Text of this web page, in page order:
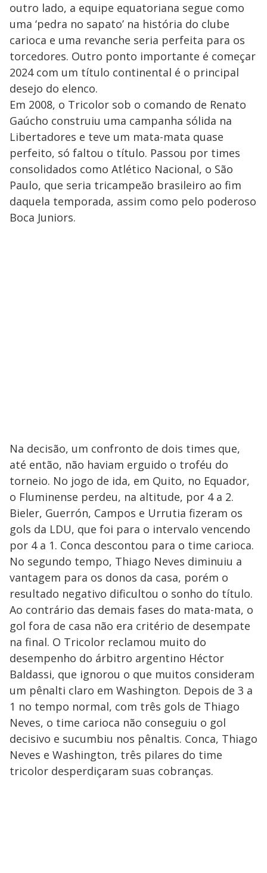
outro lado, a equipe equatoriana segue como
uma ‘pedra no sapato’ na história do clube
carioca e uma revanche seria perfeita para os
torcedores. Outro ponto importante é começar
2024 com um título continental é o principal
desejo do elenco.
Em 2008, o Tricolor sob o comando de Renato
Gaúcho construiu uma campanha sólida na
Libertadores e teve um mata-mata quase
perfeito, só faltou o título. Passou por times
consolidados como Atlético Nacional, o São
Paulo, que seria tricampeão brasileiro ao fim
daquela temporada, assim como pelo poderoso
Boca Juniors.
Na decisão, um confronto de dois times que,
até então, não haviam erguido o troféu do
torneio. No jogo de ida, em Quito, no Equador,
o Fluminense perdeu, na altitude, por 4 a 2.
Bieler, Guerrón, Campos e Urrutia fizeram os
gols da LDU, que foi para o intervalo vencendo
por 4 a 1. Conca descontou para o time carioca.
No segundo tempo, Thiago Neves diminuiu a
vantagem para os donos da casa, porém o
resultado negativo dificultou o sonho do título.
Ao contrário das demais fases do mata-mata, o
gol fora de casa não era critério de desempate
na final. O Tricolor reclamou muito do
desempenho do árbitro argentino Héctor
Baldassi, que ignorou o que muitos consideram
um pênalti claro em Washington. Depois de 3 a
1 no tempo normal, com três gols de Thiago
Neves, o time carioca não conseguiu o gol
decisivo e sucumbiu nos pênaltis. Conca, Thiago
Neves e Washington, três pilares do time
tricolor desperdiçaram suas cobranças.